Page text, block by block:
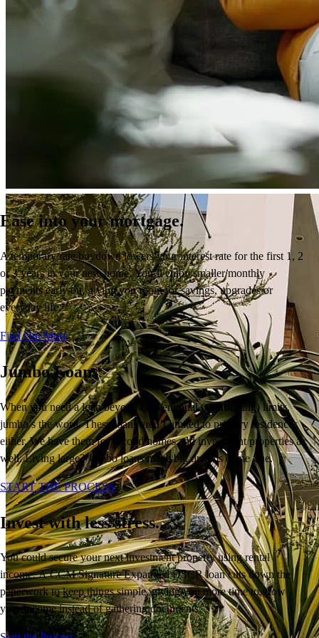
Ease into your mortgage.
A temporary rate buydownlowers your interest rate for the first 1, 2
or 3 yearsin your new home.You’llenjoy smaller monthly
payments early on, giving you room for savings,upgradesor
everyday life.
Find Out More
Jumbo Loans
When you need a loan beyond conventional (conforming) limits,
jumbo’s the word. These loans aren’t limited to primary residences
either. We have them for second homes and investment properties as
well. Living large? Jumbo loans make big dreams come true.
START THE PROCESS
Invest with less stress.
You couldsecure your nextinvestment propertyusing rental
income.ACCM SignatureExpanded DSCR loan cuts down the
paperworkto keep things simple, giving you more time togrow
your income instead ofgatheringdocuments.
Comprar una casa